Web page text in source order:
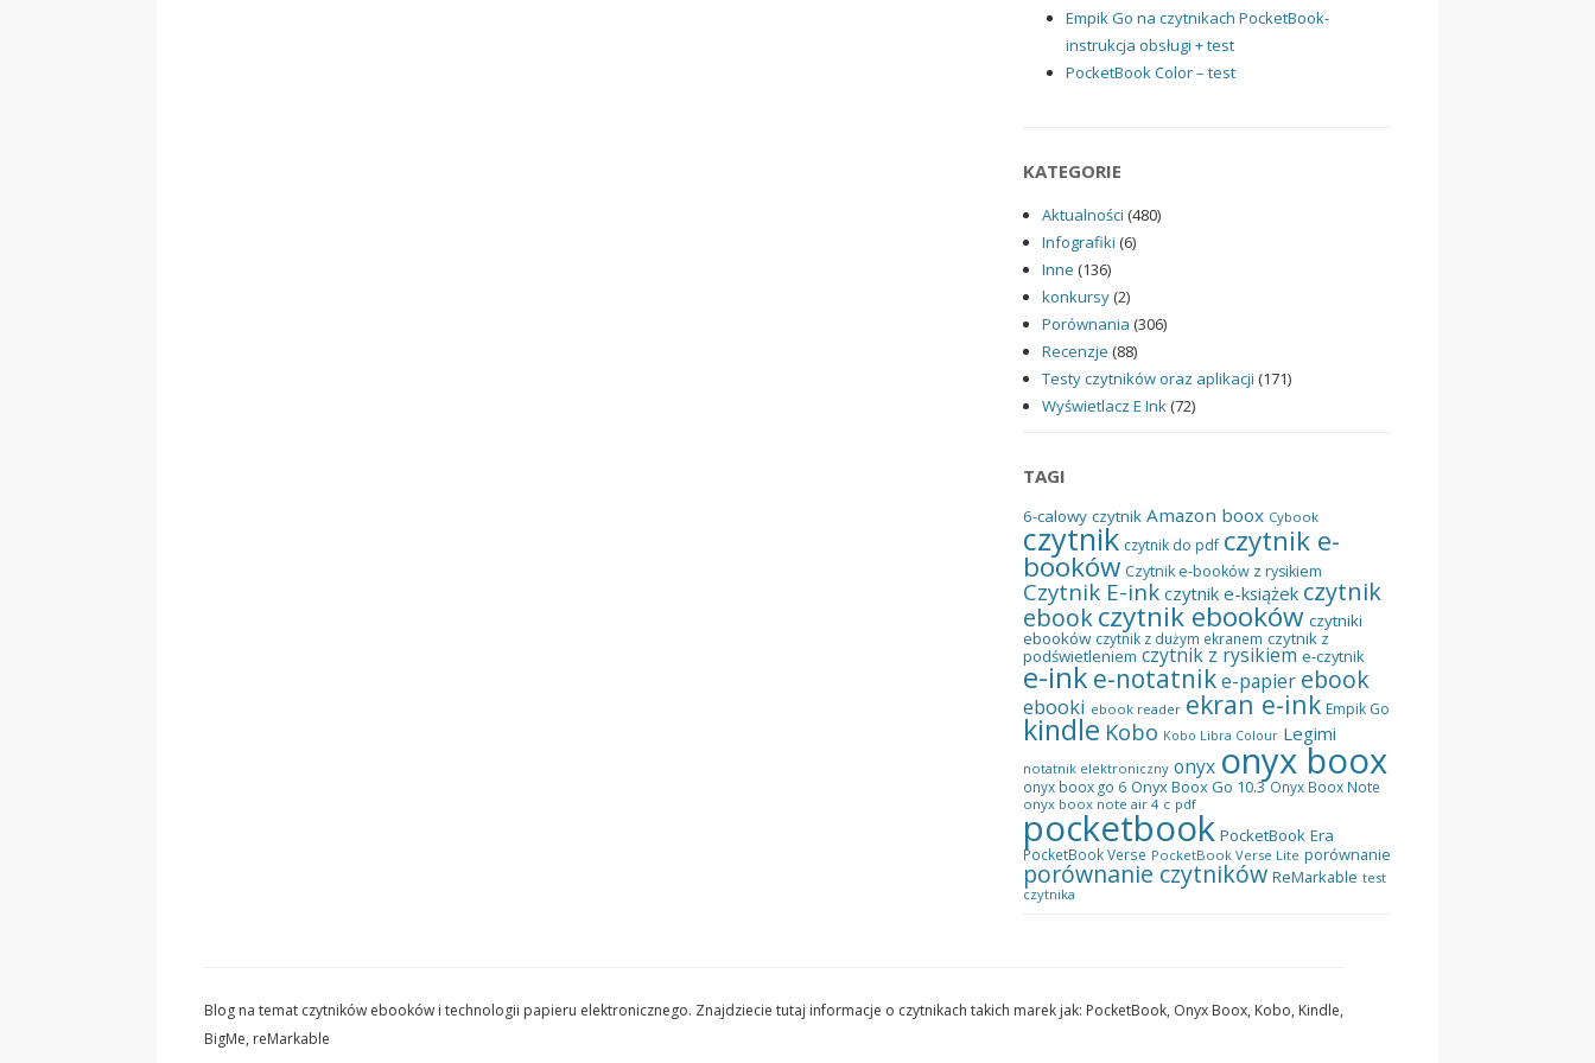
Empik Go na czytnikach PocketBook-
instrukcja obsługi + test
PocketBook Color – test
KATEGORIE
Aktualności (480)
Infografiki (6)
Inne (136)
konkursy(2)
Porównania (306)
Recenzje (88)
Testy czytników oraz aplikacji (171)
Wyświetlacz E Ink(72)
TAGI
6-calowy czytnik Amazon boox Cybook
czytnik czytnik do pdf czytnik e-
booków Czytnik e-booków z rysikiem
Czytnik E-ink czytnik e-książek czytnik
ebookczytnik ebooków czytniki
ebooków czytnik z dużym ekranem czytnik z
podświetleniem czytnik z rysikiem e-czytnik
e-ink e-notatnike-papier ebook
ebooki ebook reader ekran e-ink Empik Go
kindle Kobo Kobo Libra Colour Legimi
notatnik elektroniczny onyx onyx boox
onyx boox go 6 Onyx Boox Go 10.3 Onyx Boox Note
onyx boox note air 4 c pdf
pocketbook PocketBook Era
PocketBook Verse PocketBook Verse Lite porównanie
porównanie czytników ReMarkable test
czytnika
Blog na temat czytników ebooków i technologii papieru elektronicznego. Znajdziecie tutaj informacje o czytnikach takich marek jak: PocketBook, Onyx Boox, Kobo, Kindle,
BigMe, reMarkable